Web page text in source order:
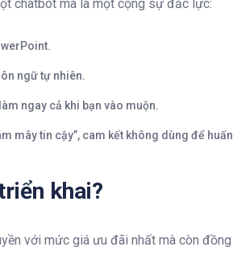
chatbot mà là một cộng sự đắc lực:
ngữ tự nhiên.
ngay cả khi bạn vào muộn.
mây tin cậy”, cam kết không dùng để huấn
khai?
với mức giá ưu đãi nhất mà còn đồng